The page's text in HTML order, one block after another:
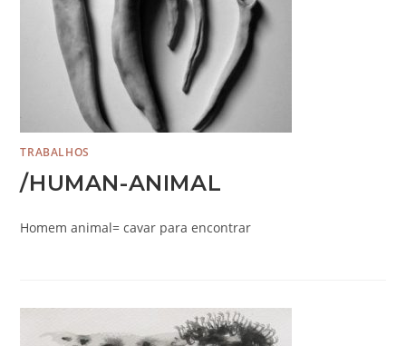
TRABALHOS
/HUMAN-ANIMAL
Homem animal= cavar para encontrar